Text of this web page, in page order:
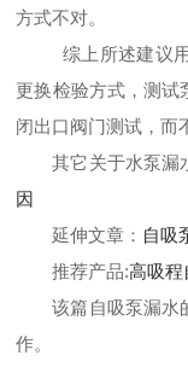
方式不对。
综上所述建议
更换检验方式，测试
闭出口阀门测试，而
其它关于水泵漏
因
延伸文章： 自吸
推荐产品:高吸程
该篇 自吸泵漏水
作。